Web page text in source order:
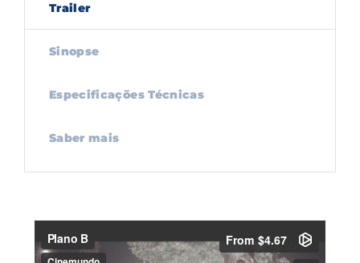
Trailer
Sinopse
Especificações Técnicas
Saber mais